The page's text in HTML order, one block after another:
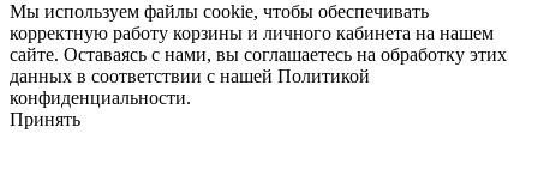
Мы используем файлы cookie, чтобы обеспечивать
корректную работу корзины и личного кабинета на нашем
сайте. Оставаясь с нами, вы соглашаетесь на обработку этих
данных в соответствии с нашей Политикой
конфиденциальности.
Принять